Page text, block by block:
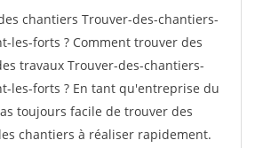
chantiers Trouver-des-chantiers-
les-forts ? Comment trouver des
travaux Trouver-des-chantiers-
les-forts ? En tant qu'entreprise du
toujours facile de trouver des
chantiers à réaliser rapidement.